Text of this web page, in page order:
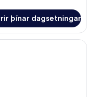
þínar dagsetningar
- svalir | Skrifborð,